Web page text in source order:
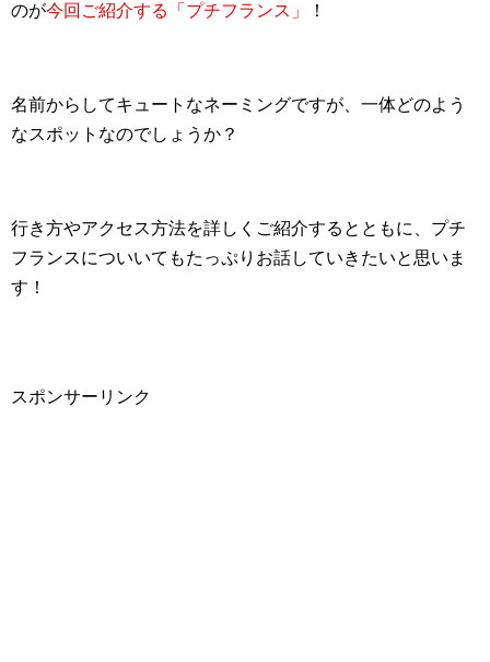
のが今回ご紹介する「プチフランス」 ！
名前からしてキュートなネーミングですが、一体どのよう
なスポットなのでしょうか？
行き方やアクセス方法を詳しくご紹介するとともに、プチ
フランスについいてもたっぷりお話していきたいと思いま
す！
スポンサーリンク